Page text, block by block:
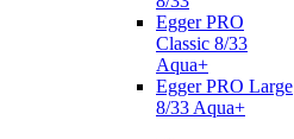
Egger PRO
Classic 8/33
Aqua+
Egger PRO Large
8/33 Aqua+